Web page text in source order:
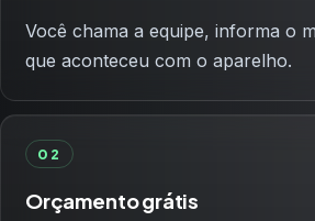
Você chama a equipe, informa o
que aconteceu com o aparelho.
02
Orçamento grátis